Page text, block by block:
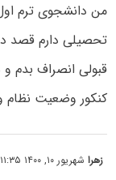
من دانشجوی ترم
قبولی انصراف بدم
کنکور وضعیت نظام
زهراشهریور ۱۰, ۱۴۰۰ at ۱۱:۳۵ ق٫ظ